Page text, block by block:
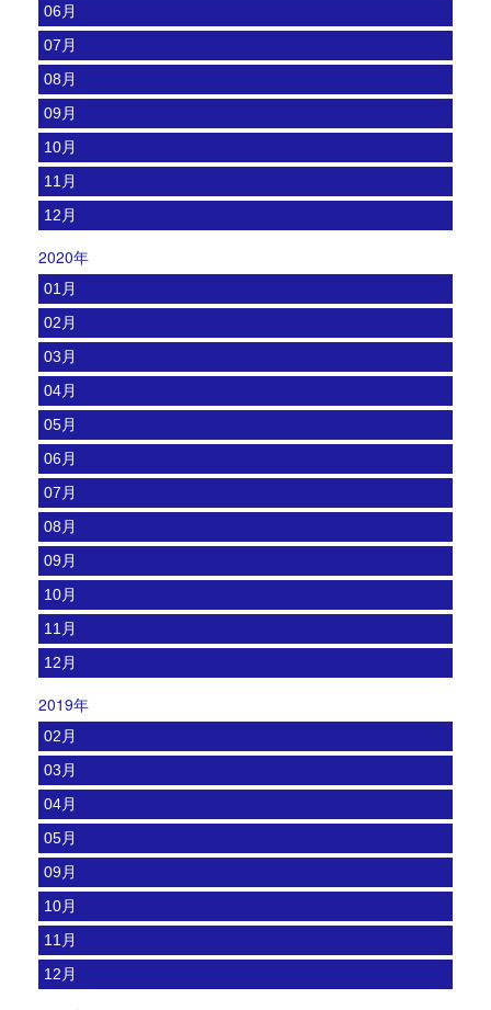
06月
07月
08月
09月
10月
11月
12月
2020年
01月
02月
03月
04月
05月
06月
07月
08月
09月
10月
11月
12月
2019年
02月
03月
04月
05月
09月
10月
11月
12月